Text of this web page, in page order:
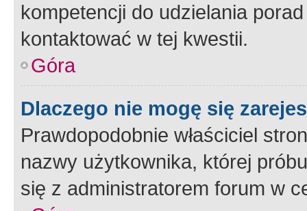
kompetencji do udzielania
kontaktować w tej kwestii.
Góra
Dlaczego nie mogę się
Prawdopodobnie właściciel
nazwy użytkownika, której
się z administratorem forum w